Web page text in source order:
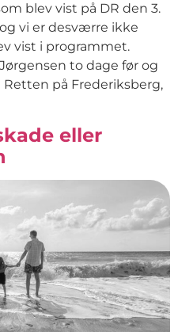
blev vist på DR den 3.
vi er desværre ikke
vist i programmet.
to dage før og
på Frederiksberg,
eller